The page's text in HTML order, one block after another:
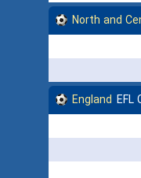
North and
England EFL